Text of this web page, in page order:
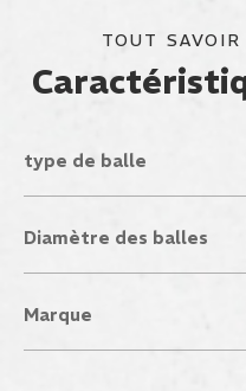
TOUT
type de balle
Diamètre des balles
Marque